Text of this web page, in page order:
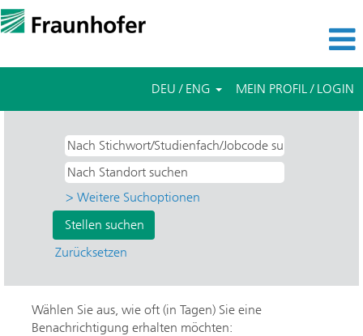
DEU / ENG MEIN PROFIL / LOGIN
> Weitere Suchoptionen
Zurücksetzen
Wählen Sie aus, wie oft (in Tagen) Sie eine
Benachrichtigung erhalten möchten: